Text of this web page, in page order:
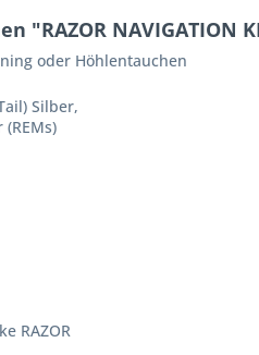
NAVIGATION
oder Höhlentauchen
Silber,
RAZOR